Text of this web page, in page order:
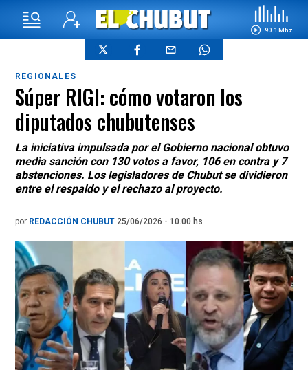
90.1 Mhz
REGIONALES
Súper RIGI: cómo votaron los
diputados chubutenses
La iniciativa impulsada por el Gobierno nacional obtuvo
media sanción con 130 votos a favor, 106 en contra y 7
abstenciones. Los legisladores de Chubut se dividieron
entre el respaldo y el rechazo al proyecto.
por REDACCIÓN CHUBUT 25/06/2026 - 10.00.hs